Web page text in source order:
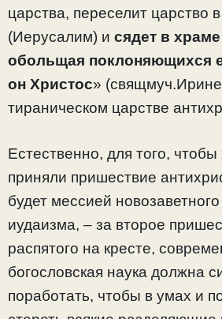
царства, переселит царство
(Иерусалим) и сядет в
обольщая поклоняющихся
он Христос»
тираническом царстве
Естественно, для того, чтобы
приняли пришествие
будет мессией
иудаизма, – за второе
распятого на кресте,
богословская наука должна
поработать, чтобы в умах и